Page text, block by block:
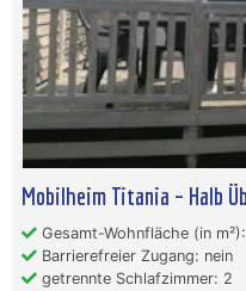
Mobilheim Titania – Halb
Gesamt-Wohnfläche (in
Barrierefreier Zugang: nein
getrennte Schlafzimmer: 2